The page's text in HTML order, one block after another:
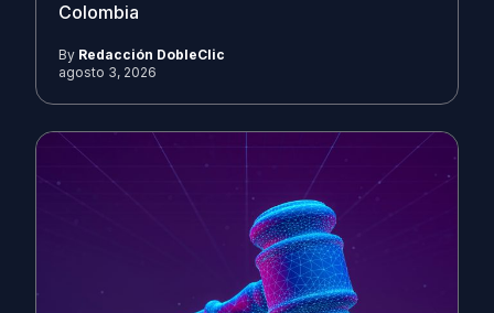
Colombia
By Redacción DobleClic
agosto 3, 2026